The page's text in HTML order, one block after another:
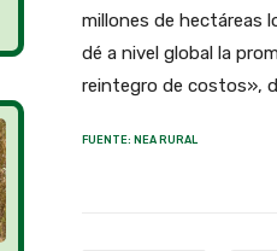
millones de hectáreas
dé a nivel global la
reintegro de costos»,
FUENTE: NEA RURAL